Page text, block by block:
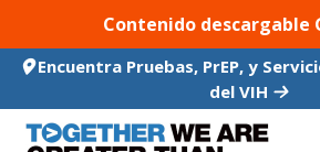
TO CONTENTContenido descargable
Encuentra Pruebas, PrEP, y
del VIH